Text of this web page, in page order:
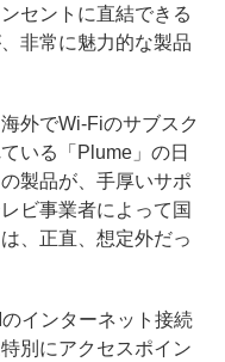
セントに直結できる
非常に魅力的な製品
外でWi-Fiのサブスク
いる「Plume」の日
製品が、手厚いサポ
ビ事業者によって国
、正直、想定外だっ
インターネット接続
別にアクセスポイン